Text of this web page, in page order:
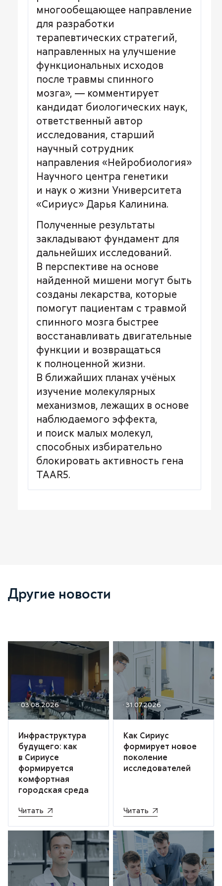
многообещающее направление
для разработки
терапевтических стратегий,
направленных на улучшение
функциональных исходов
после травмы спинного
мозга», — комментирует
кандидат биологических наук,
ответственный автор
исследования, старший
научный сотрудник
направления «Нейробиология»
Научного центра генетики
и наук о жизни Университета
«Сириус» Дарья Калинина.
Полученные результаты
закладывают фундамент для
дальнейших исследований.
В перспективе на основе
найденной мишени могут быть
созданы лекарства, которые
помогут пациентам с травмой
спинного мозга быстрее
восстанавливать двигательные
функции и возвращаться
к полноценной жизни.
В ближайших планах учёных
изучение молекулярных
механизмов, лежащих в основе
наблюдаемого эффекта,
и поиск малых молекул,
способных избирательно
блокировать активность гена
TAAR5.
Другие новости
· 03.08.2026
Инфраструктура
будущего: как
в Сириусе
формируется
комфортная
городская среда
Читать
· 31.07.2026
Как Сириус
формирует новое
поколение
исследователей
Читать